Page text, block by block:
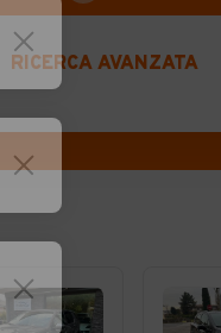
RICERCA AVANZATA